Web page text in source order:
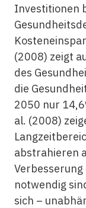
Investitionen
(2008) zeigt
des
die
2050 nur
al. (2008)
abstrahieren
notwendig
sich –